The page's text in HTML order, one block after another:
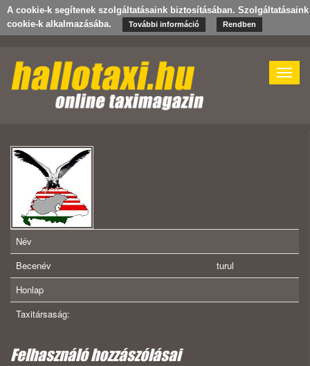
A cookie-k segítenek szolgáltatásaink biztosításában.
cookie-k alkalmazásába.
További információ Rendben
Toggle
Név
Becenév
turul
Honlap
Taxitársaság:
Felhasználó hozzászólásai